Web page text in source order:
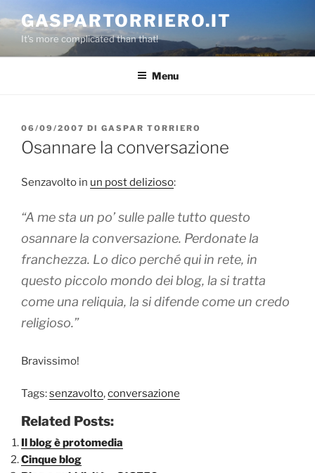
al
contenuto
GASPARTORRIERO.IT
It's more complicated than that!
Menu
PUBBLICATO
IL
06/09/2007 DI GASPAR TORRIERO
Osannare la conversazione
Senzavolto in un post delizioso:
“A me sta un po’ sulle palle tutto questo
osannare la conversazione. Perdonate la
franchezza. Lo dico perché qui in rete, in
questo piccolo mondo dei blog, la si tratta
come una reliquia, la si difende come un credo
religioso.”
Bravissimo!
Tags:senzavolto,conversazione
Related Posts:
Il blog è protomedia
Cinque blog